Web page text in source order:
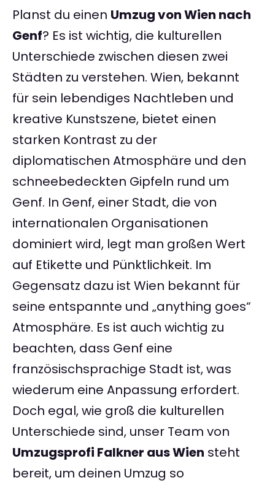
Planst du einen Umzug von Wien nach
Genf? Es ist wichtig, die kulturellen
Unterschiede zwischen diesen zwei
Städten zu verstehen. Wien, bekannt
für sein lebendiges Nachtleben und
kreative Kunstszene, bietet einen
starken Kontrast zu der
diplomatischen Atmosphäre und den
schneebedeckten Gipfeln rund um
Genf. In Genf, einer Stadt, die von
internationalen Organisationen
dominiert wird, legt man großen Wert
auf Etikette und Pünktlichkeit. Im
Gegensatz dazu ist Wien bekannt für
seine entspannte und „anything goes“
Atmosphäre. Es ist auch wichtig zu
beachten, dass Genf eine
französischsprachige Stadt ist, was
wiederum eine Anpassung erfordert.
Doch egal, wie groß die kulturellen
Unterschiede sind, unser Team von
Umzugsprofi Falkner aus Wien steht
bereit, um deinen Umzug so